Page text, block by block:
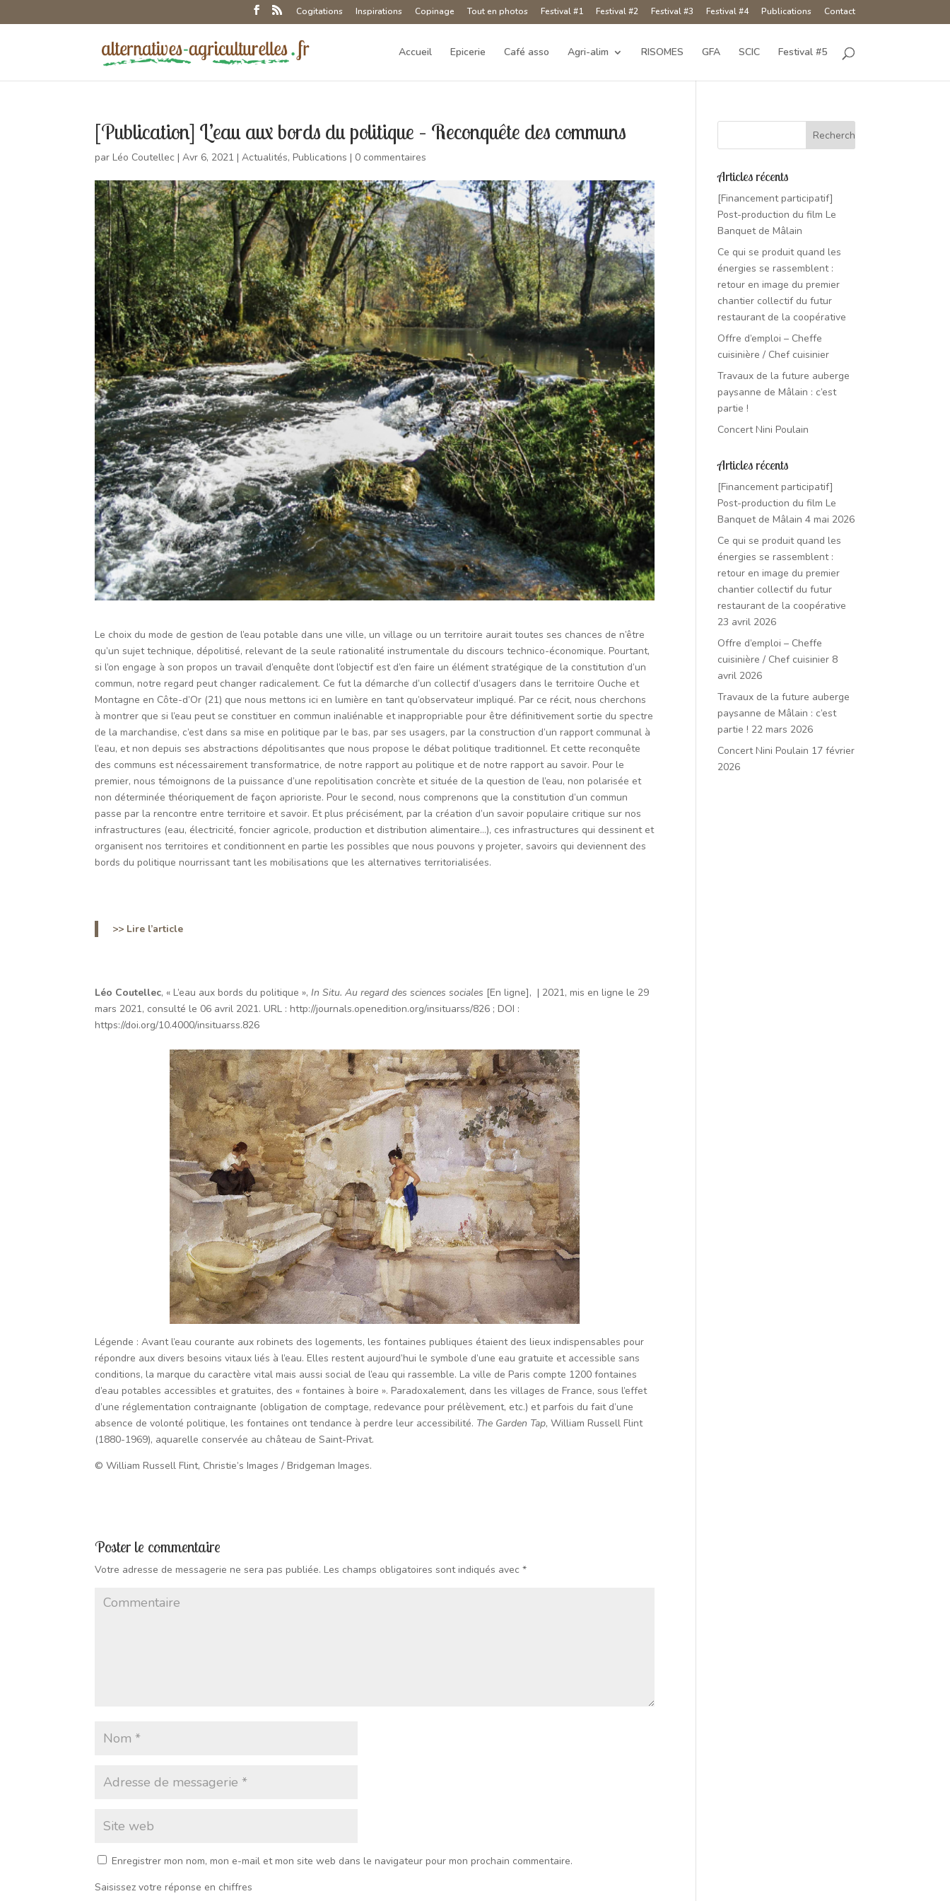
Cogitations Inspirations Copinage Tout en photos Festival #1 Festival #2 Festival #3 Festival #4 Publications Contact
Accueil Epicerie Café asso Agri-alim RISOMES GFA SCIC Festival #5
[Publication] L’eau aux bords du politique – Reconquête des communs
parLéo Coutellec |Avr 6, 2021 |Actualités,Publications | 0 commentaires
Le choix du mode de gestion de l’eau potable dans une ville, un village ou un territoire aurait toutes ses chances de n’être
qu’un sujet technique, dépolitisé, relevant de la seule rationalité instrumentale du discours technico-économique. Pourtant,
si l’on engage à son propos un travail d’enquête dont l’objectif est d’en faire un élément stratégique de la constitution d’un
commun, notre regard peut changer radicalement. Ce fut la démarche d’un collectif d’usagers dans le territoire Ouche et
Montagne en Côte-d’Or (21) que nous mettons ici en lumière en tant qu’observateur impliqué. Par ce récit, nous cherchons
à montrer que si l’eau peut se constituer en commun inaliénable et inappropriable pour être définitivement sortie du spectre
de la marchandise, c’est dans sa mise en politique par le bas, par ses usagers, par la construction d’un rapport communal à
l’eau, et non depuis ses abstractions dépolitisantes que nous propose le débat politique traditionnel. Et cette reconquête
des communs est nécessairement transformatrice, de notre rapport au politique et de notre rapport au savoir. Pour le
premier, nous témoignons de la puissance d’une repolitisation concrète et située de la question de l’eau, non polarisée et
non déterminée théoriquement de façon aprioriste. Pour le second, nous comprenons que la constitution d’un commun
passe par la rencontre entre territoire et savoir. Et plus précisément, par la création d’un savoir populaire critique sur nos
infrastructures (eau, électricité, foncier agricole, production et distribution alimentaire…), ces infrastructures qui dessinent et
organisent nos territoires et conditionnent en partie les possibles que nous pouvons y projeter, savoirs qui deviennent des
bords du politique nourrissant tant les mobilisations que les alternatives territorialisées.
>> Lire l’article
Léo Coutellec, « L’eau aux bords du politique »,In Situ. Au regard des sciences sociales [En ligne], | 2021, mis en ligne le 29
mars 2021, consulté le 06 avril 2021.URL : http://journals.openedition.org/insituarss/826 ;DOI :
https://doi.org/10.4000/insituarss.826
Légende : Avant l’eau courante aux robinets des logements, les fontaines publiques étaient des lieux indispensables pour
répondre aux divers besoins vitaux liés à l’eau. Elles restent aujourd’hui le symbole d’une eau gratuite et accessible sans
conditions, la marque du caractère vital mais aussi social de l’eau qui rassemble. La ville de Paris compte 1200 fontaines
d’eau potables accessibles et gratuites, des « fontaines à boire ». Paradoxalement, dans les villages de France, sous l’effet
d’une réglementation contraignante (obligation de comptage, redevance pour prélèvement, etc.) et parfois du fait d’une
absence de volonté politique, les fontaines ont tendance à perdre leur accessibilité. The Garden Tap, William Russell Flint
(1880-1969), aquarelle conservée au château de Saint-Privat.
© William Russell Flint, Christie’s Images / Bridgeman Images.
Poster le commentaire
Votre adresse de messagerie ne sera pas publiée. Les champs obligatoires sont indiqués avec*
Enregistrer mon nom, mon e-mail et mon site web dans le navigateur pour mon prochain commentaire.
Saisissez votre réponse en chiffres
Articles récents
[Financement participatif]
Post-production du film Le
Banquet de Mâlain
Ce qui se produit quand les
énergies se rassemblent :
retour en image du premier
chantier collectif du futur
restaurant de la coopérative
Offre d’emploi – Cheffe
cuisinière / Chef cuisinier
Travaux de la future auberge
paysanne de Mâlain : c’est
partie !
Concert Nini Poulain
Articles récents
[Financement participatif]
Post-production du film Le
Banquet de Mâlain 4 mai 2026
Ce qui se produit quand les
énergies se rassemblent :
retour en image du premier
chantier collectif du futur
restaurant de la coopérative
23 avril 2026
Offre d’emploi – Cheffe
cuisinière / Chef cuisinier 8
avril 2026
Travaux de la future auberge
paysanne de Mâlain : c’est
partie ! 22 mars 2026
Concert Nini Poulain 17 février
2026